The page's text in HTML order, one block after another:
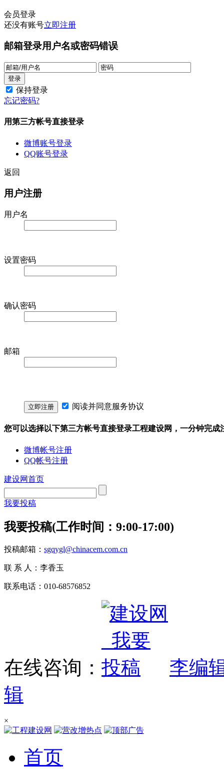
会员登录
还没有账号立即注册
邮箱登录用户名或密码错误
保持登录
忘记密码?
用第三方帐号直接登录
微博账号登录
QQ账号登录
返回
用户注册
用户名
设置密码
确认密码
邮箱
阅读并同意服务协议
您可以选择以下第三方帐号直接登录工程建设网，一分钟完成
微博帐号注册
QQ帐号注册
建设网首页
我要投稿
我要投稿(工作时间：9:00-17:00)
投稿邮箱： sgqygl@chinacem.com.cn
联 系 人：李香玉
联系电话：010-68576852
在线咨询：
李编
辑
×
首页